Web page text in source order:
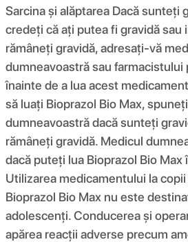
Sarcina și alăptarea Dacă sunteți
credeți că ați putea fi gravidă sau
rămâneți gravidă, adresați-vă
dumneavoastră sau farmacistului
înainte de a lua acest
să luați Bioprazol Bio Max,
dumneavoastră dacă sunteți
rămâneți gravidă. Medicul
dacă puteți lua Bioprazol Bio Max
Utilizarea medicamentului la
Bioprazol Bio Max nu este
adolescenți. Conducerea și
apărea reacții adverse precum